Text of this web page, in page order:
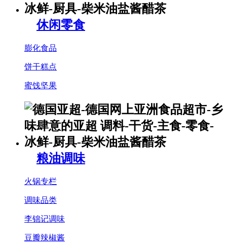
休闲零食
膨化食品
饼干糕点
蜜饯坚果
粮油调味
火锅专栏
调味品类
李锦记调味
豆瓣辣椒酱